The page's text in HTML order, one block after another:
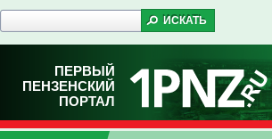
ПЕРВЫЙ
ПЕНЗЕНСКИЙ
ПОРТАЛ